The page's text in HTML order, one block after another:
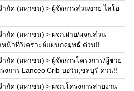
ำกัด (มหาชน) > ผู้จัดการส่วนขาย ไลโอ
ำกัด (มหาชน) > ผจก.ฝ่าย/ผจก.ส่วน
หน้าที่วิเคราะห์แผนกลยุทธ์ ด่วน!!
ำกัด (มหาชน) > ผู้จัดการโครงการ/ผู้ช่วย
งการ Lanceo Crib บ่อวิน,ชลบุรี ด่วน!!
ำกัด (มหาชน) > ผจก.โครงการสายงาน